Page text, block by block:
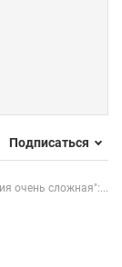
Подписаться
очень сложная":...